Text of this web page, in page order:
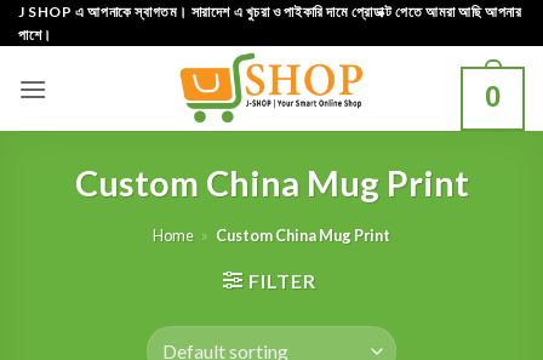
Skip
to
J SHOP এ আপনাকে স্বাগতম। সারাদেশ এ খুচরা ও পাইকারি দামে প্রোডাক্ট পেতে আমরা আছি আপনার
পাশে।
0
Custom China Mug Print
Home » Custom China Mug Print
FILTER